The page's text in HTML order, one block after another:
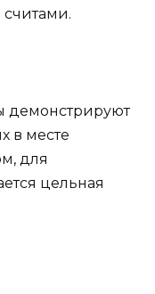
демонстрируют
в месте
для
цельная